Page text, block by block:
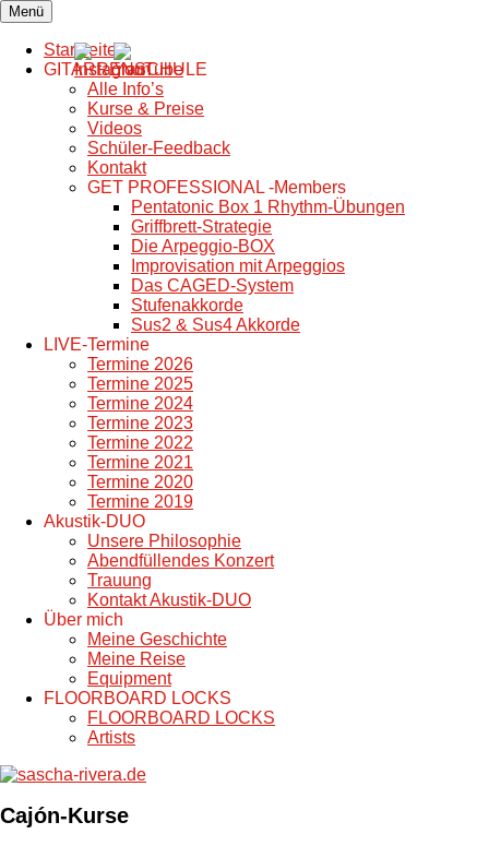
Zum
Inhalt
springen
sascha-rivera.de
GITARRENSCHULE
Menü
Startseite
GITARRENSCHULE
Alle Info’s
Kurse & Preise
Videos
Schüler-Feedback
Kontakt
GET PROFESSIONAL -Members
Pentatonic Box 1 Rhythm-Übungen
Griffbrett-Strategie
Die Arpeggio-BOX
Improvisation mit Arpeggios
Das CAGED-System
Stufenakkorde
Sus2 & Sus4 Akkorde
LIVE-Termine
Termine 2026
Termine 2025
Termine 2024
Termine 2023
Termine 2022
Termine 2021
Termine 2020
Termine 2019
Akustik-DUO
Unsere Philosophie
Abendfüllendes Konzert
Trauung
Kontakt Akustik-DUO
Über mich
Meine Geschichte
Meine Reise
Equipment
FLOORBOARD LOCKS
FLOORBOARD LOCKS
Artists
Cajón-Kurse